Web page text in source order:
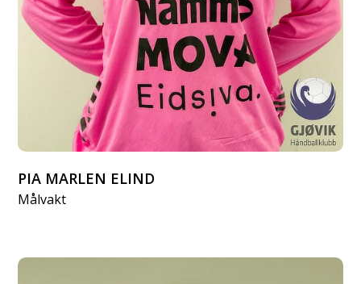
PIA MARLEN ELIND
Målvakt